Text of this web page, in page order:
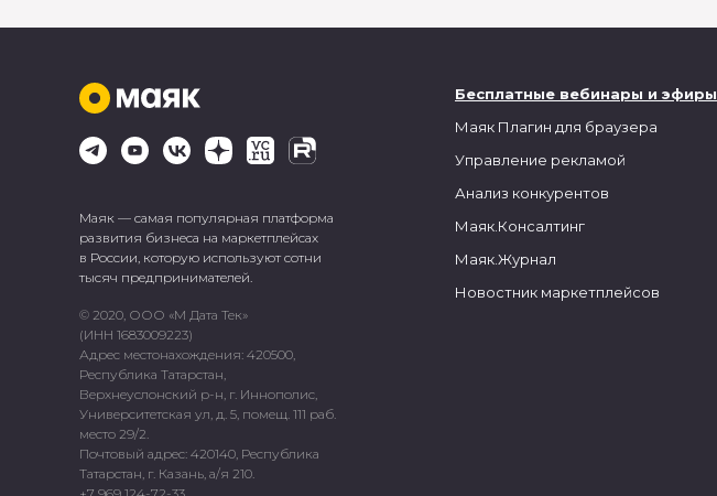
Маяк — самая популярная платформа
развития бизнеса на маркетплейсах
в России, которую используют сотни
тысяч предпринимателей.
© 2020, ООО «М Дата Тек»
(ИНН 1683009223)
Адрес местонахождения: 420500,
Республика Татарстан,
Верхнеуслонский р-н, г. Иннополис,
Университетская ул, д. 5, помещ. 111 раб.
место 29/2.
Почтовый адрес: 420140, Республика
Татарстан, г. Казань, а/я 210.
Бесплатные вебинары и эфиры
Маяк Плагин для браузера
Управление рекламой
Анализ конкурентов
Маяк.Консалтинг
Маяк.Журнал
Новостник маркетплейсов